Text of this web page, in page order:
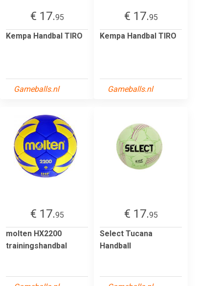
€ 17.95
Kempa Handbal TIRO
Gameballs.nl
€ 17.95
Kempa Handbal TIRO
Gameballs.nl
€ 17.95
molten HX2200
trainingshandbal
€ 17.95
Select Tucana
Handball